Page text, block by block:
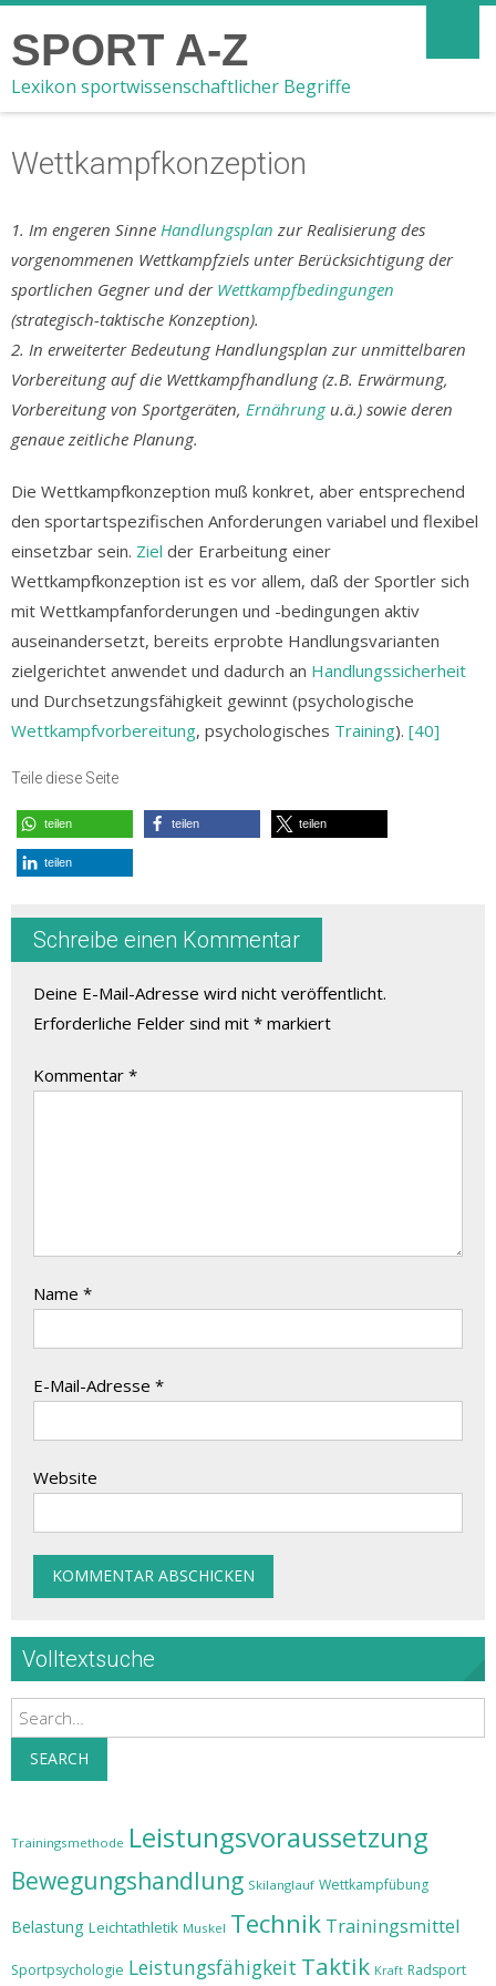
SPORT A-Z
Lexikon sportwissenschaftlicher Begriffe
Wettkampfkonzeption
1. Im engeren Sinne Handlungsplan zur Realisierung des
vorgenommenen Wettkampfziels unter Berücksichtigung der
sportlichen Gegner und der Wettkampfbedingungen
(strategisch-taktische Konzeption).
2. In erweiterter Bedeutung Handlungsplan zur unmittelbaren
Vorbereitung auf die Wettkampfhandlung (z.B. Erwärmung,
Vorbereitung von Sportgeräten, Ernährungu.ä.) sowie deren
genaue zeitliche Planung.
Die Wettkampfkonzeption muß konkret, aber entsprechend
den sportartspezifischen Anforderungen variabel und flexibel
einsetzbar sein. Ziel der Erarbeitung einer
Wettkampfkonzeption ist es vor allem, daß der Sportler sich
mit Wettkampfanforderungen und -bedingungen aktiv
auseinandersetzt, bereits erprobte Handlungsvarianten
zielgerichtet anwendet und dadurch an Handlungssicherheit
und Durchsetzungsfähigkeit gewinnt (psychologische
Wettkampfvorbereitung, psychologisches Training). [40]
Teile diese Seite
teilen teilen teilen
teilen
Schreibe einen Kommentar
Deine E-Mail-Adresse wird nicht veröffentlicht.
Erforderliche Felder sind mit * markiert
Kommentar *
Name *
E-Mail-Adresse *
Website
Volltextsuche
Search
SEARCH
Trainingsmethode Leistungsvoraussetzung
Bewegungshandlung Skilanglauf Wettkampfübung
Belastung Leichtathletik Muskel Technik Trainingsmittel
Sportpsychologie Leistungsfähigkeit Taktik Kraft Radsport